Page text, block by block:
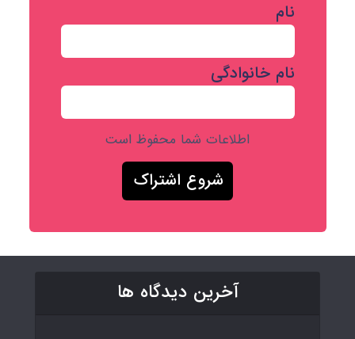
نام
نام خانوادگی
اطلاعات شما محفوظ است
آخرین دیدگاه ها